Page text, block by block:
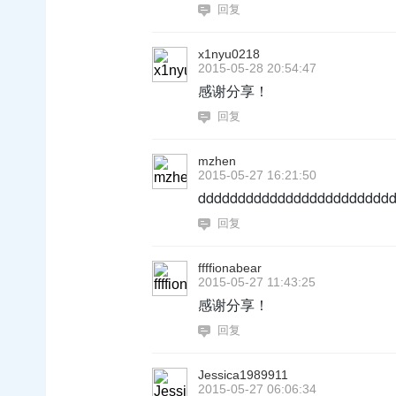
回复
x1nyu0218
2015-05-28 20:54:47
感谢分享！
回复
mzhen
2015-05-27 16:21:50
回复
ffffionabear
2015-05-27 11:43:25
感谢分享！
回复
Jessica1989911
2015-05-27 06:06:34